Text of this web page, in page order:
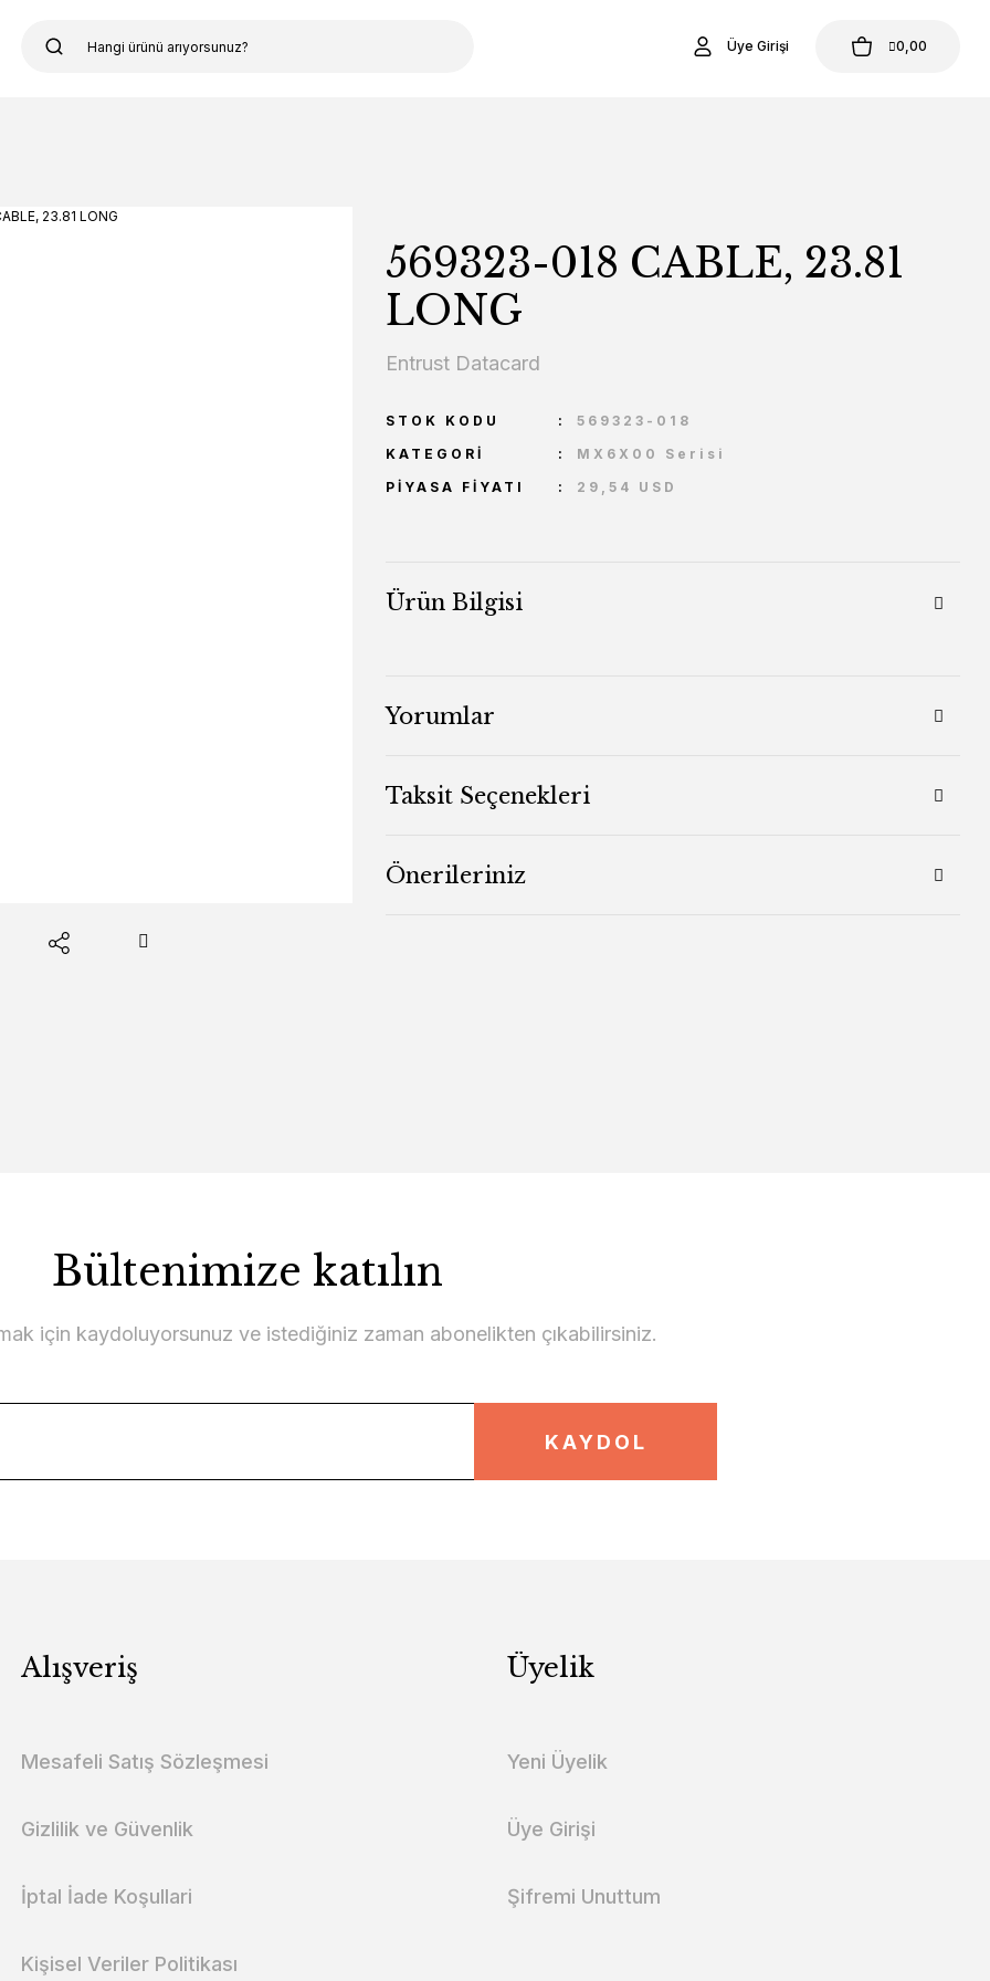
Üye Girişi 0,00
569323-018 CABLE, 23.81
LONG
Entrust Datacard
STOK KODU
569323-018
KATEGORI
MX6X00 Serisi
PIYASA FIYATI
29,54 USD
Ürün Bilgisi
Yorumlar
Taksit Seçenekleri
Önerileriniz
Bültenimize katılın
için kaydoluyorsunuz ve istediğiniz zaman abonelikten çıkabilirsiniz.
KAYDOL
Alışveriş
Mesafeli Satış Sözleşmesi
Gizlilik ve Güvenlik
İptal İade Koşullari
Kişisel Veriler Politikası
Üyelik
Yeni Üyelik
Üye Girişi
Şifremi Unuttum